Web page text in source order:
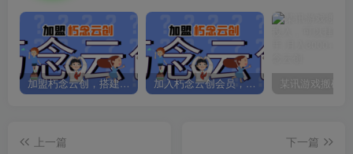
加盟朽念云创，搭建同款项目资源站，实现日入2000+ 加入朽念云创会员，全站资源免费学习。
上一篇
下一篇